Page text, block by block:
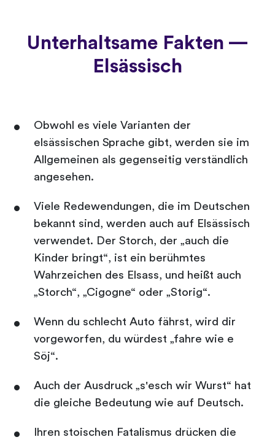
Unterhaltsame Fakten —
Elsässisch
Obwohl es viele Varianten der
elsässischen Sprache gibt, werden sie im
Allgemeinen als gegenseitig verständlich
angesehen.
Viele Redewendungen, die im Deutschen
bekannt sind, werden auch auf Elsässisch
verwendet. Der Storch, der „auch die
Kinder bringt“, ist ein berühmtes
Wahrzeichen des Elsass, und heißt auch
„Storch“, „Cigogne“ oder „Storig“.
Wenn du schlecht Auto fährst, wird dir
vorgeworfen, du würdest „fahre wie e
Söj“.
Auch der Ausdruck „s'esch wir Wurst“ hat
die gleiche Bedeutung wie auf Deutsch.
Ihren stoischen Fatalismus drücken die